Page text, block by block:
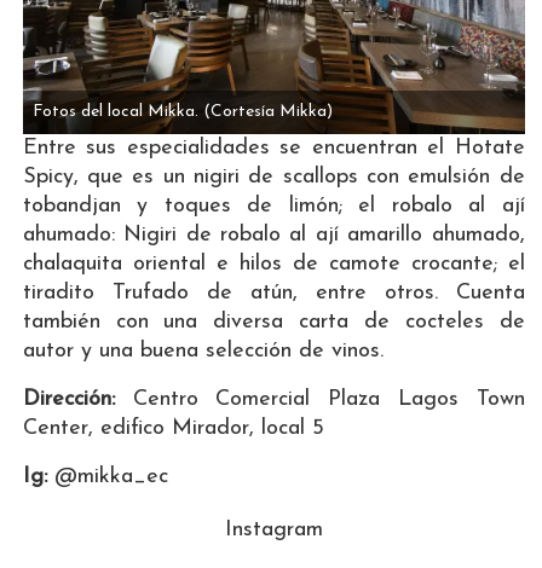
Fotos del local Mikka. (Cortesía Mikka)
Entre sus especialidades se encuentran el Hotate
Spicy, que es un nigiri de scallops con emulsión de
tobandjan y toques de limón; el robalo al ají
ahumado: Nigiri de robalo al ají amarillo ahumado,
chalaquita oriental e hilos de camote crocante; el
tiradito Trufado de atún, entre otros. Cuenta
también con una diversa carta de cocteles de
autor y una buena selección de vinos.
Dirección:Centro Comercial Plaza Lagos Town
Center, edifico Mirador, local 5
Ig:@mikka_ec
Instagram